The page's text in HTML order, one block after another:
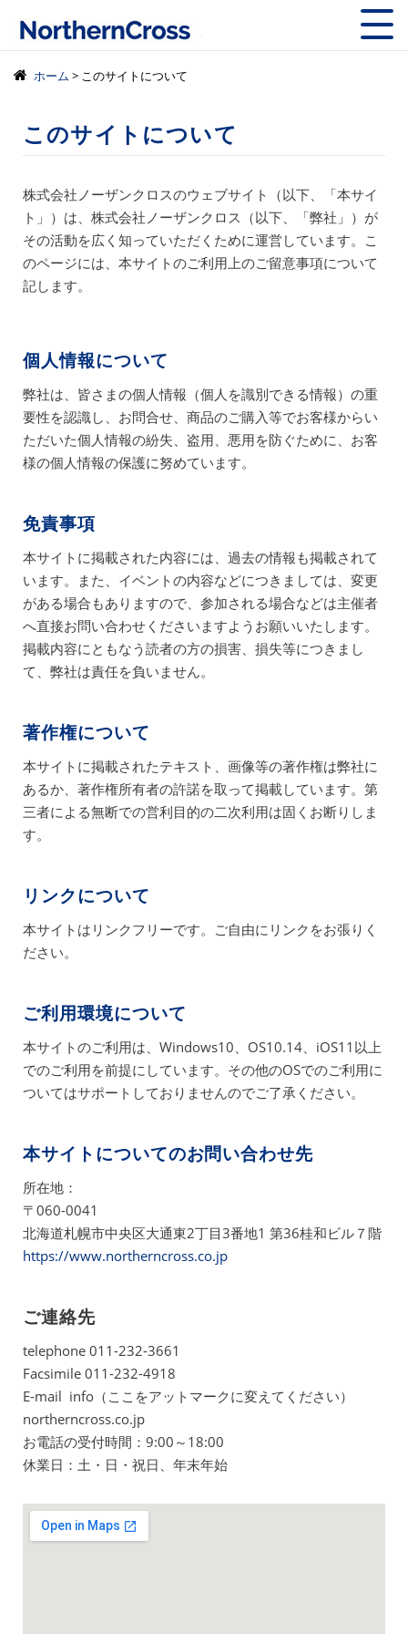
株式会社ノーザン
ホーム > このサイトについて
このサイトについて
株式会社ノーザンクロスのウェブサイト（以下、「本サイ
ト」）は、株式会社ノーザンクロス（以下、「弊社」）が
その活動を広く知っていただくために運営しています。こ
のページには、本サイトのご利用上のご留意事項について
記します。
個人情報について
弊社は、皆さまの個人情報（個人を識別できる情報）の重
要性を認識し、お問合せ、商品のご購入等でお客様からい
ただいた個人情報の紛失、盗用、悪用を防ぐために、お客
様の個人情報の保護に努めています。
免責事項
本サイトに掲載された内容には、過去の情報も掲載されて
います。また、イベントの内容などにつきましては、変更
がある場合もありますので、参加される場合などは主催者
へ直接お問い合わせくださいますようお願いいたします。
掲載内容にともなう読者の方の損害、損失等につきまし
て、弊社は責任を負いません。
著作権について
本サイトに掲載されたテキスト、画像等の著作権は弊社に
あるか、著作権所有者の許諾を取って掲載しています。第
三者による無断での営利目的の二次利用は固くお断りしま
す。
リンクについて
本サイトはリンクフリーです。ご自由にリンクをお張りく
ださい。
ご利用環境について
本サイトのご利用は、Windows10、OS10.14、iOS11以上
でのご利用を前提にしています。その他のOSでのご利用に
ついてはサポートしておりませんのでご了承ください。
本サイトについてのお問い合わせ先
所在地：
〒060-0041
北海道札幌市中央区大通東2丁目3番地1 第36桂和ビル７階
https://www.northerncross.co.jp
ご連絡先
telephone 011-232-3661
Facsimile 011-232-4918
E-mail info（ここをアットマークに変えてください）
northerncross.co.jp
お電話の受付時間：9:00～18:00
休業日：土・日・祝日、年末年始